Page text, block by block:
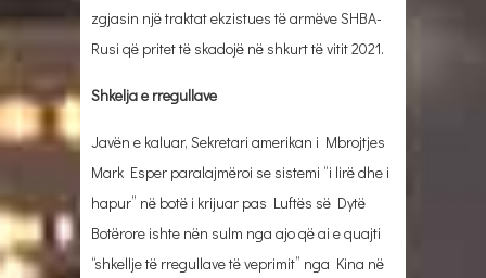
zgjasin një traktat ekzistues të armëve SHBA-
Rusi që pritet të skadojë në shkurt të vitit 2021.
Shkelja e rregullave
Javën e kaluar, Sekretari amerikan i Mbrojtjes
Mark Esper paralajmëroi se sistemi “i lirë dhe i
hapur” në botë i krijuar pas Luftës së Dytë
Botërore ishte nën sulm nga ajo që ai e quajti
“shkellje të rregullave të veprimit” nga Kina në